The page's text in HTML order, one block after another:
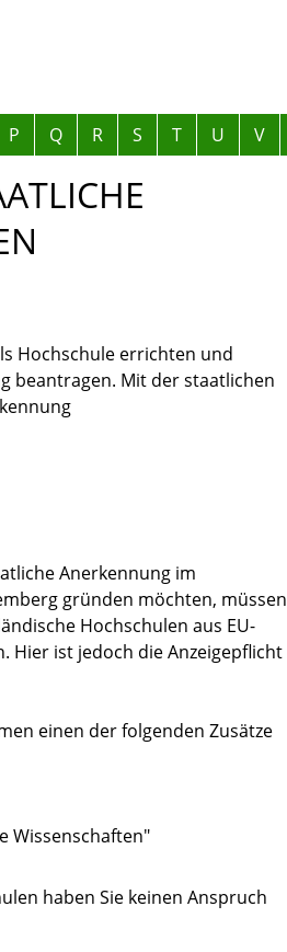
P Q R S T U V
Hochschule errichten und
beantragen. Mit der staatlichen
Anerkennung im
gründen möchten, müssen
Hochschulen aus EU-
Hier ist jedoch die Anzeigepflicht
einen der folgenden Zusätze
Wissenschaften"
haben Sie keinen Anspruch